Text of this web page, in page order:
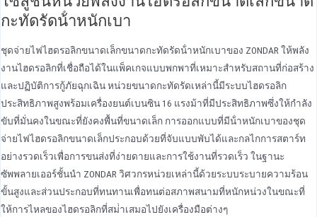
กะทัดรัดน้ําหนักเบา
ชุดจ่ายไฟไฮดรอลิกขนาดเล็กขนาดกะทัดรัดน้ําหนักเบาของ ZONDAR ให้พลัง
งานไฮดรอลิกที่เชื่อถือได้ในแพ็คเกจแบบพกพาที่เหมาะสําหรับสถานที่ก่อสร้าง
และปฏิบัติการกู้ภัยฉุกเฉิน หน่วยขนาดกะทัดรัดเหล่านี้มีระบบไฮดรอลิก
ประสิทธิภาพสูงพร้อมเครื่องยนต์เบนซิน 16 แรงม้าที่มีประสิทธิภาพซึ่งให้กําลัง
ขับที่มั่นคงในขณะที่ยังคงพื้นที่ขนาดเล็ก การออกแบบที่มีน้ําหนักเบาของชุด
จ่ายไฟไฮดรอลิกขนาดเล็กประกอบด้วยที่จับแบบพับได้และกลไกการสตาร์ท
อย่างรวดเร็วเพื่อการขนส่งที่ง่ายดายและการใช้งานที่รวดเร็ว ในฐานะ
ซัพพลายเออร์ชั้นนํา ZONDAR วิศวกรหน่วยเหล่านี้ด้วยระบบระบายความร้อน
ขั้นสูงและส่วนประกอบที่ทนทานเพื่อทนต่อสภาพสนามที่หนักหน่วงในขณะที่
ให้การไหลของไฮดรอลิกที่สม่ําเสมอไปยังเครื่องมือต่างๆ